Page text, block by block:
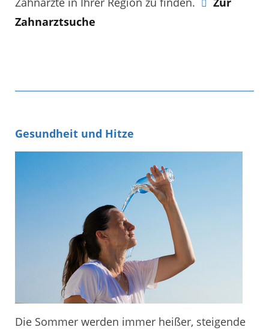
Zahnarztsuche
Gesundheit und Hitze
Die Sommer werden immer heißer, steigende